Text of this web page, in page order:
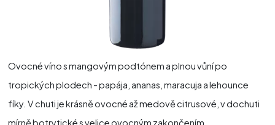
Ovocné víno s mangovým podtónem a plnou vůní po
tropických plodech - papája, ananas, maracuja a lehounce
fíky. V chuti je krásně ovocné až medově citrusové, v dochuti
mírně botrytické s velice ovocným zakončením.